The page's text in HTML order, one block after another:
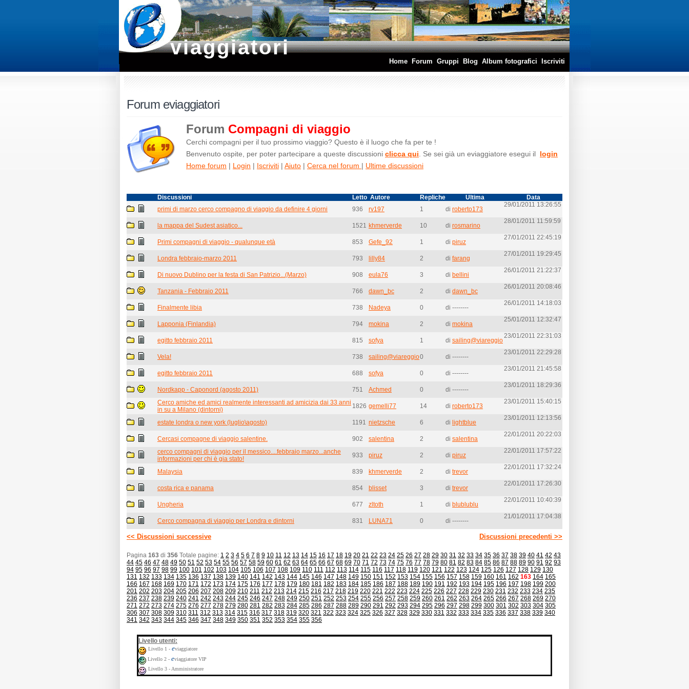
viaggiatori
Home Forum Gruppi Blog Album fotografici Iscriviti
Forum eviaggiatori
Forum Compagni di viaggio
Cerchi compagni per il tuo prossimo viaggio? Questo è il luogo che fa per te !
Benvenuto ospite, per poter partecipare a queste discussioni clicca qui . Se sei già un eviaggiatore esegui il login
Home forum | Login | Iscriviti | Aiuto | Cerca nel forum | Ultime discussioni
Discussioni Letto Autore Repliche Ultima
Data
primi di marzo cerco compagno di viaggio da definire 4 giorni
936 rv197 1 di roberto173
29/01/2011 13:26:55
la mappa del Sudest asiatico... 1521 khmerverde 10 di rosmarino
28/01/2011 11:59:59
Primi compagni di viaggio - qualunque età 853 Gefe_92 1 di piruz
27/01/2011 22:45:19
Londra febbraio-marzo 2011 793 lilly84 2 di farang
27/01/2011 19:29:45
Di nuovo Dublino per la festa di San Patrizio...(Marzo) 908 eula76 3 di bellini
26/01/2011 21:22:37
Tanzania - Febbraio 2011 766 dawn_bc 2 di dawn_bc
26/01/2011 20:08:46
Finalmente libia 738 Nadeya 0 di --------
26/01/2011 14:18:03
Lapponia (Finlandia) 794 mokina 2 di mokina
25/01/2011 12:32:47
egitto febbraio 2011 815 sofya 1 di sailing@viareggio
23/01/2011 22:31:03
Vela! 738 sailing@viareggio0 di --------
23/01/2011 22:29:28
egitto febbraio 2011 688 sofya 0 di --------
23/01/2011 21:45:58
Nordkapp - Caponord (agosto 2011) 751 Achmed 0 di --------
23/01/2011 18:29:36
Cerco amiche ed amici realmente interessanti ad amicizia dai 33 anni
in su a Milano (dintorni)
1826 gemelli77 14 di roberto173
23/01/2011 15:40:15
estate londra o new york (luglio\agosto) 1191 nietzsche 6 di lightblue
23/01/2011 12:13:56
Cercasi compagne di viaggio salentine. 902 salentina 2 di salentina
22/01/2011 20:22:03
cerco compagni di viaggio per il messico....febbraio marzo...anche
informazioni per chi è gia stato!
933 piruz 2 di piruz
22/01/2011 17:57:22
Malaysia 839 khmerverde 2 di trevor
22/01/2011 17:32:24
costa rica e panama 854 blisset 3 di trevor
22/01/2011 17:26:30
Ungheria 677 zltoth 1 di blublublu
22/01/2011 10:40:39
Cerco compagna di viaggio per Londra e dintorni 831 LUNA71 0 di --------
21/01/2011 17:04:38
<< Discussioni successive Discussioni precedenti >>
Pagina 163 di 356 Totale pagine: 1 2 3 4 5 6 7 8 9 10 11 12 13 14 15 16 17 18 19 20 21 22 23 24 25 26 27 28 29 30 31 32 33 34 35 36 37 38 39 40 41 42 43
44 45 46 47 48 49 50 51 52 53 54 55 56 57 58 59 60 61 62 63 64 65 66 67 68 69 70 71 72 73 74 75 76 77 78 79 80 81 82 83 84 85 86 87 88 89 90 91 92 93
94 95 96 97 98 99 100 101 102 103 104 105 106 107 108 109 110 111 112 113 114 115 116 117 118 119 120 121 122 123 124 125 126 127 128 129 130
131 132 133 134 135 136 137 138 139 140 141 142 143 144 145 146 147 148 149 150 151 152 153 154 155 156 157 158 159 160 161 162 163 164 165
166 167 168 169 170 171 172 173 174 175 176 177 178 179 180 181 182 183 184 185 186 187 188 189 190 191 192 193 194 195 196 197 198 199 200
201 202 203 204 205 206 207 208 209 210 211 212 213 214 215 216 217 218 219 220 221 222 223 224 225 226 227 228 229 230 231 232 233 234 235
236 237 238 239 240 241 242 243 244 245 246 247 248 249 250 251 252 253 254 255 256 257 258 259 260 261 262 263 264 265 266 267 268 269 270
271 272 273 274 275 276 277 278 279 280 281 282 283 284 285 286 287 288 289 290 291 292 293 294 295 296 297 298 299 300 301 302 303 304 305
306 307 308 309 310 311 312 313 314 315 316 317 318 319 320 321 322 323 324 325 326 327 328 329 330 331 332 333 334 335 336 337 338 339 340
341 342 343 344 345 346 347 348 349 350 351 352 353 354 355 356
Livello utenti:
Livello 1 - eviaggiatore
Livello 2 - eviaggiatore VIP
Livello 3 - Amministratore